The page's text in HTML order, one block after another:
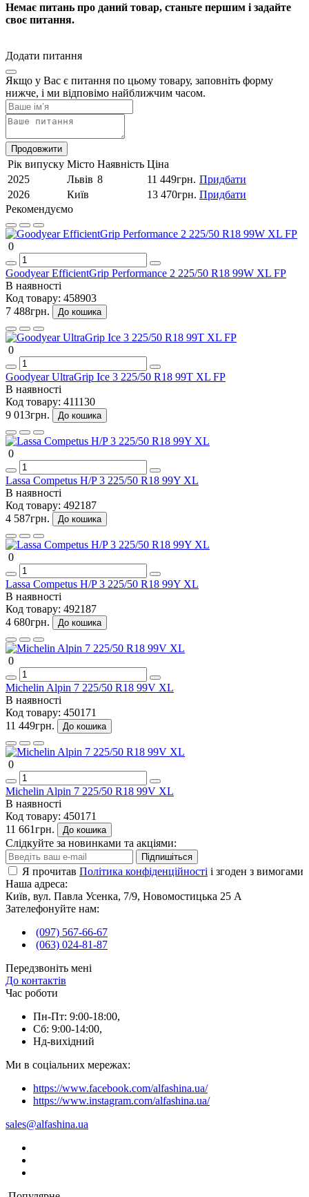
Немає питань про даний товар, станьте першим і задайте
своє питання.
Додати питання
Якщо у Вас є питання по цьому товару, заповніть форму
нижче, і ми відповімо найближчим часом.
Продовжити
Рік випуску Місто Наявність Ціна
2025
Львів 8 11 449грн. Придбати
2026
Київ 13 470грн. Придбати
Рекомендуємо
0
Goodyear EfficientGrip Performance 2 225/50 R18 99W XL FP
В наявності
Код товару: 458903
7 488грн.
До кошика
0
Goodyear UltraGrip Ice 3 225/50 R18 99T XL FP
В наявності
Код товару: 411130
9 013грн.
До кошика
0
Lassa Competus H/P 3 225/50 R18 99Y XL
В наявності
Код товару: 492187
4 587грн.
До кошика
0
Lassa Competus H/P 3 225/50 R18 99Y XL
В наявності
Код товару: 492187
4 680грн.
До кошика
0
Michelin Alpin 7 225/50 R18 99V XL
В наявності
Код товару: 450171
11 449грн.
До кошика
0
Michelin Alpin 7 225/50 R18 99V XL
В наявності
Код товару: 450171
11 661грн.
До кошика
Слідкуйте за новинками та акціями:
Підпишіться
Я прочитав Політика конфіденційності і згоден з вимогами
Наша адреса:
Київ, вул. Павла Усенка, 7/9, Новомостицька 25 А
Зателефонуйте нам:
(097) 567-66-67
(063) 024-81-87
Передзвоніть мені
До контактів
Час роботи
Пн-Пт: 9:00-18:00,
Сб: 9:00-14:00,
Нд-вихідний
Ми в соціальних мережах:
https://www.facebook.com/alfashina.ua/
https://www.instagram.com/alfashina.ua/
sales@alfashina.ua